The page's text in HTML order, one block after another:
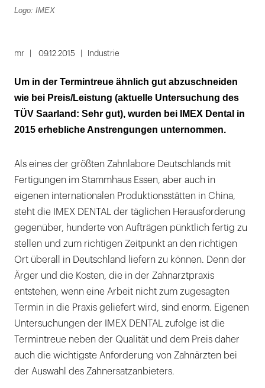
Logo: IMEX
mr 09.12.2015 Industrie
Um in der Termintreue ähnlich gut abzuschneiden
wie bei Preis/Leistung (aktuelle Untersuchung des
TÜV Saarland: Sehr gut), wurden bei IMEX Dental in
2015 erhebliche Anstrengungen unternommen.
Als eines der größten Zahnlabore Deutschlands mit
Fertigungen im Stammhaus Essen, aber auch in
eigenen internationalen Produktionsstätten in China,
steht die IMEX DENTAL der täglichen Herausforderung
gegenüber, hunderte von Aufträgen pünktlich fertig zu
stellen und zum richtigen Zeitpunkt an den richtigen
Ort überall in Deutschland liefern zu können. Denn der
Ärger und die Kosten, die in der Zahnarztpraxis
entstehen, wenn eine Arbeit nicht zum zugesagten
Termin in die Praxis geliefert wird, sind enorm. Eigenen
Untersuchungen der IMEX DENTAL zufolge ist die
Termintreue neben der Qualität und dem Preis daher
auch die wichtigste Anforderung von Zahnärzten bei
der Auswahl des Zahnersatzanbieters.